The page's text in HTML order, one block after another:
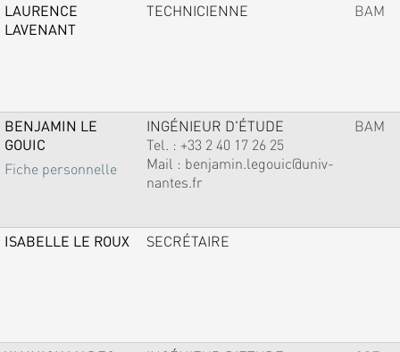
LAURENCE
LAVENANT
TECHNICIENNE BAM
BENJAMIN LE
GOUIC
Fiche personnelle
INGÉNIEUR D'ÉTUDE
Tel. : +33 2 40 17 26 25
Mail : benjamin.legouic@univ-
nantes.fr
BAM
ISABELLE LE ROUX SECRÉTAIRE